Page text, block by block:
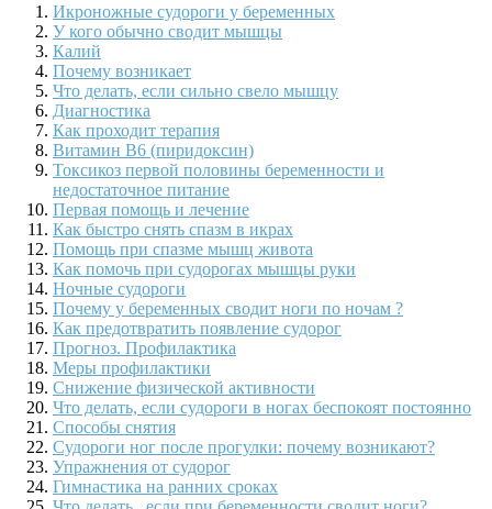
Икроножные судороги у беременных
У кого обычно сводит мышцы
Калий
Почему возникает
Что делать, если сильно свело мышцу
Диагностика
Как проходит терапия
Витамин В6 (пиридоксин)
Токсикоз первой половины беременности и
недостаточное питание
Первая помощь и лечение
Как быстро снять спазм в икрах
Помощь при спазме мышц живота
Как помочь при судорогах мышцы руки
Ночные судороги
Почему у беременных сводит ноги по ночам ?
Как предотвратить появление судорог
Прогноз. Профилактика
Меры профилактики
Снижение физической активности
Что делать, если судороги в ногах беспокоят постоянно
Способы снятия
Судороги ног после прогулки: почему возникают?
Упражнения от судорог
Гимнастика на ранних сроках